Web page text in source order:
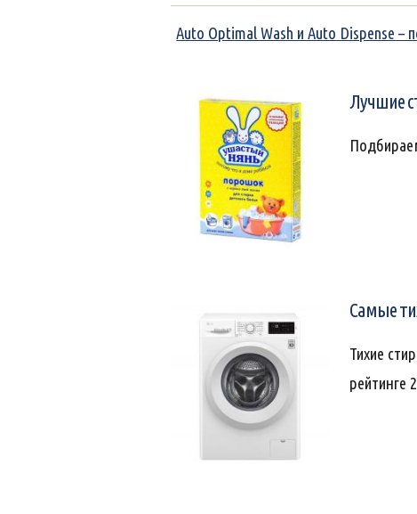
Auto Optimal Wash и Auto Dispense –
Лучшие
Самые
Тихие
рейтинге